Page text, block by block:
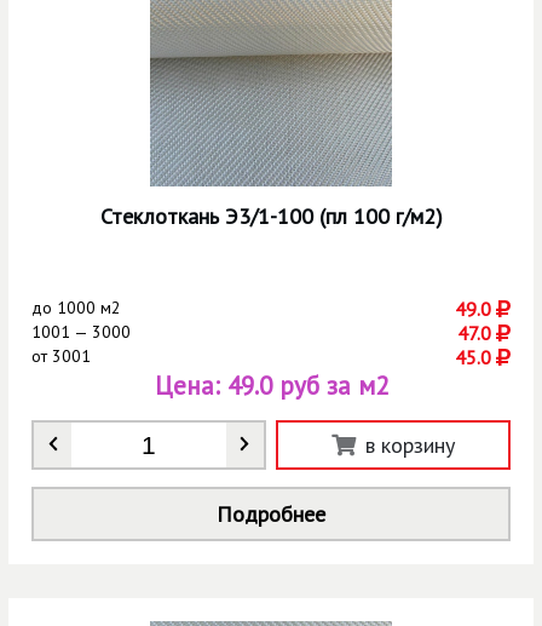
Стеклоткань Э3/1-100 (пл 100 г/м2)
до 1000 м2 49.0
1001 — 3000 47.0
от3001 45.0
Количество
Цена: 49.0 руб за м2
в корзину
Подробнее